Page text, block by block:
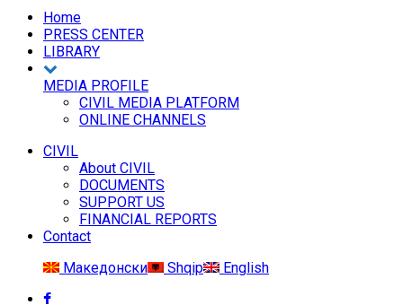
Home
PRESS CENTER
LIBRARY
MEDIA PROFILE
CIVIL MEDIA PLATFORM
ONLINE CHANNELS
CIVIL
About CIVIL
DOCUMENTS
SUPPORT US
FINANCIAL REPORTS
Contact
Македонски
Shqip English